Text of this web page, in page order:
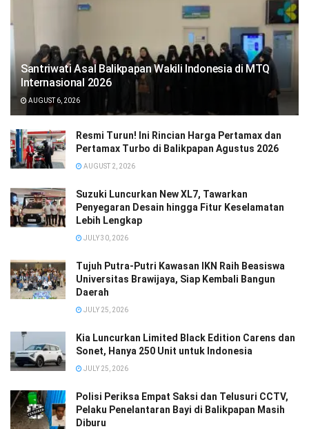
Santriwati Asal Balikpapan Wakili Indonesia di MTQ
Internasional 2026
AUGUST 6, 2026
Resmi Turun! Ini Rincian Harga Pertamax dan
Pertamax Turbo di Balikpapan Agustus 2026
AUGUST 2, 2026
Suzuki Luncurkan New XL7, Tawarkan
Penyegaran Desain hingga Fitur Keselamatan
Lebih Lengkap
JULY 30, 2026
Tujuh Putra-Putri Kawasan IKN Raih Beasiswa
Universitas Brawijaya, Siap Kembali Bangun
Daerah
JULY 25, 2026
Kia Luncurkan Limited Black Edition Carens dan
Sonet, Hanya 250 Unit untuk Indonesia
JULY 25, 2026
Polisi Periksa Empat Saksi dan Telusuri CCTV,
Pelaku Penelantaran Bayi di Balikpapan Masih
Diburu